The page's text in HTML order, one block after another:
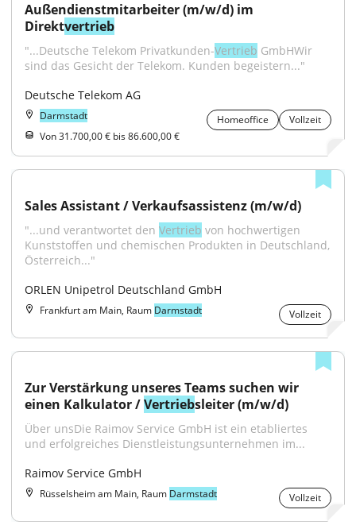
Außendienstmitarbeiter (m/w/d) im
Direktvertrieb
"...Deutsche Telekom Privatkunden-Vertrieb GmbHWir
sind das Gesicht der Telekom. Kunden begeistern..."
Deutsche Telekom AG
Darmstadt Homeoffice
Vollzeit
Von 31.700,00 € bis 86.600,00 €
Sales Assistant / Verkaufsassistenz (m/w/d)
"...und verantwortet den Vertrieb von hochwertigen
Kunststoffen und chemischen Produkten in Deutschland,
Österreich..."
ORLEN Unipetrol Deutschland GmbH
Frankfurt am Main, Raum Darmstadt Vollzeit
Zur Verstärkung unseres Teams suchen wir
einen Kalkulator / Vertriebsleiter (m/w/d)
Über unsDie Raimov Service GmbH ist ein etabliertes
und erfolgreiches Dienstleistungsunternehmen im...
Raimov Service GmbH
Rüsselsheim am Main, Raum Darmstadt Vollzeit